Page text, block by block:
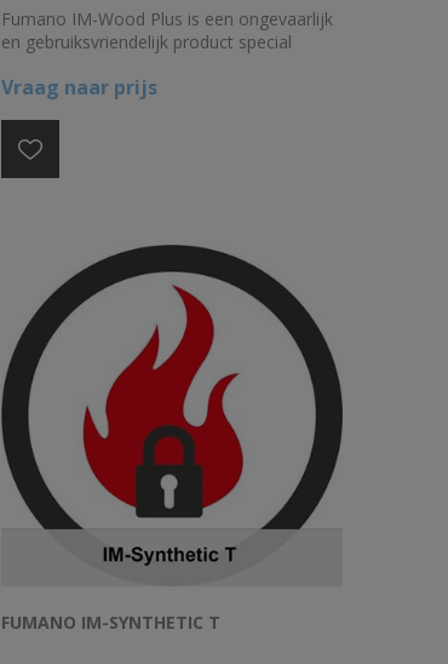
Fumano IM-Wood Plus is een ongevaarlijk
en gebruiksvriendelijk product special
maken van moeilijk absorberende hout- en
Vraag naar prijs
FUMANO IM-SYNTHETIC T